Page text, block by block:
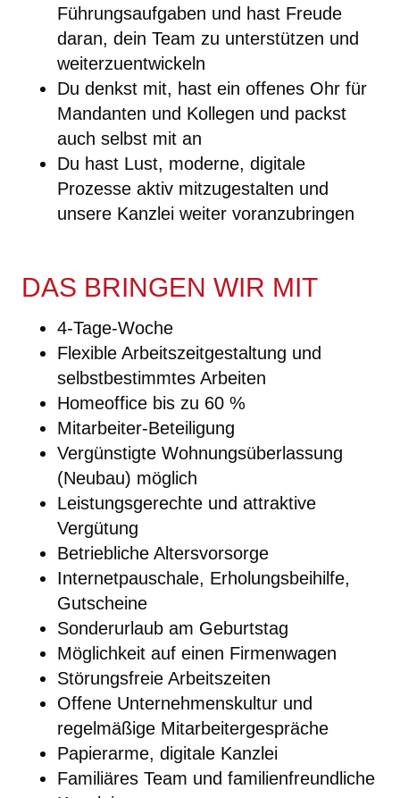
Führungsaufgaben und hast Freude
daran, dein Team zu unterstützen und
weiterzuentwickeln
Du denkst mit, hast ein offenes Ohr für
Mandanten und Kollegen und packst
auch selbst mit an
Du hast Lust, moderne, digitale
Prozesse aktiv mitzugestalten und
unsere Kanzlei weiter voranzubringen
DAS BRINGEN WIR MIT
4-Tage-Woche
Flexible Arbeitszeitgestaltung und
selbstbestimmtes Arbeiten
Homeoffice bis zu 60 %
Mitarbeiter-Beteiligung
Vergünstigte Wohnungsüberlassung
(Neubau) möglich
Leistungsgerechte und attraktive
Vergütung
Betriebliche Altersvorsorge
Internetpauschale, Erholungsbeihilfe,
Gutscheine
Sonderurlaub am Geburtstag
Möglichkeit auf einen Firmenwagen
Störungsfreie Arbeitszeiten
Offene Unternehmenskultur und
regelmäßige Mitarbeitergespräche
Papierarme, digitale Kanzlei
Familiäres Team und familienfreundliche